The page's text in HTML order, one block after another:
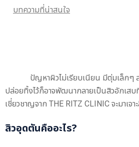
บทความที่น่าสนใจ
ปัญหาผิวไม่เรียบเนียน มีตุ่มเล็กๆ
ปล่อยทิ้งไว้ก็อาจพัฒนากลายเป็นสิวอักเส
เชี่ยวชาญจาก THE RITZ CLINIC จะมา
สิวอุดตันคืออะไร?